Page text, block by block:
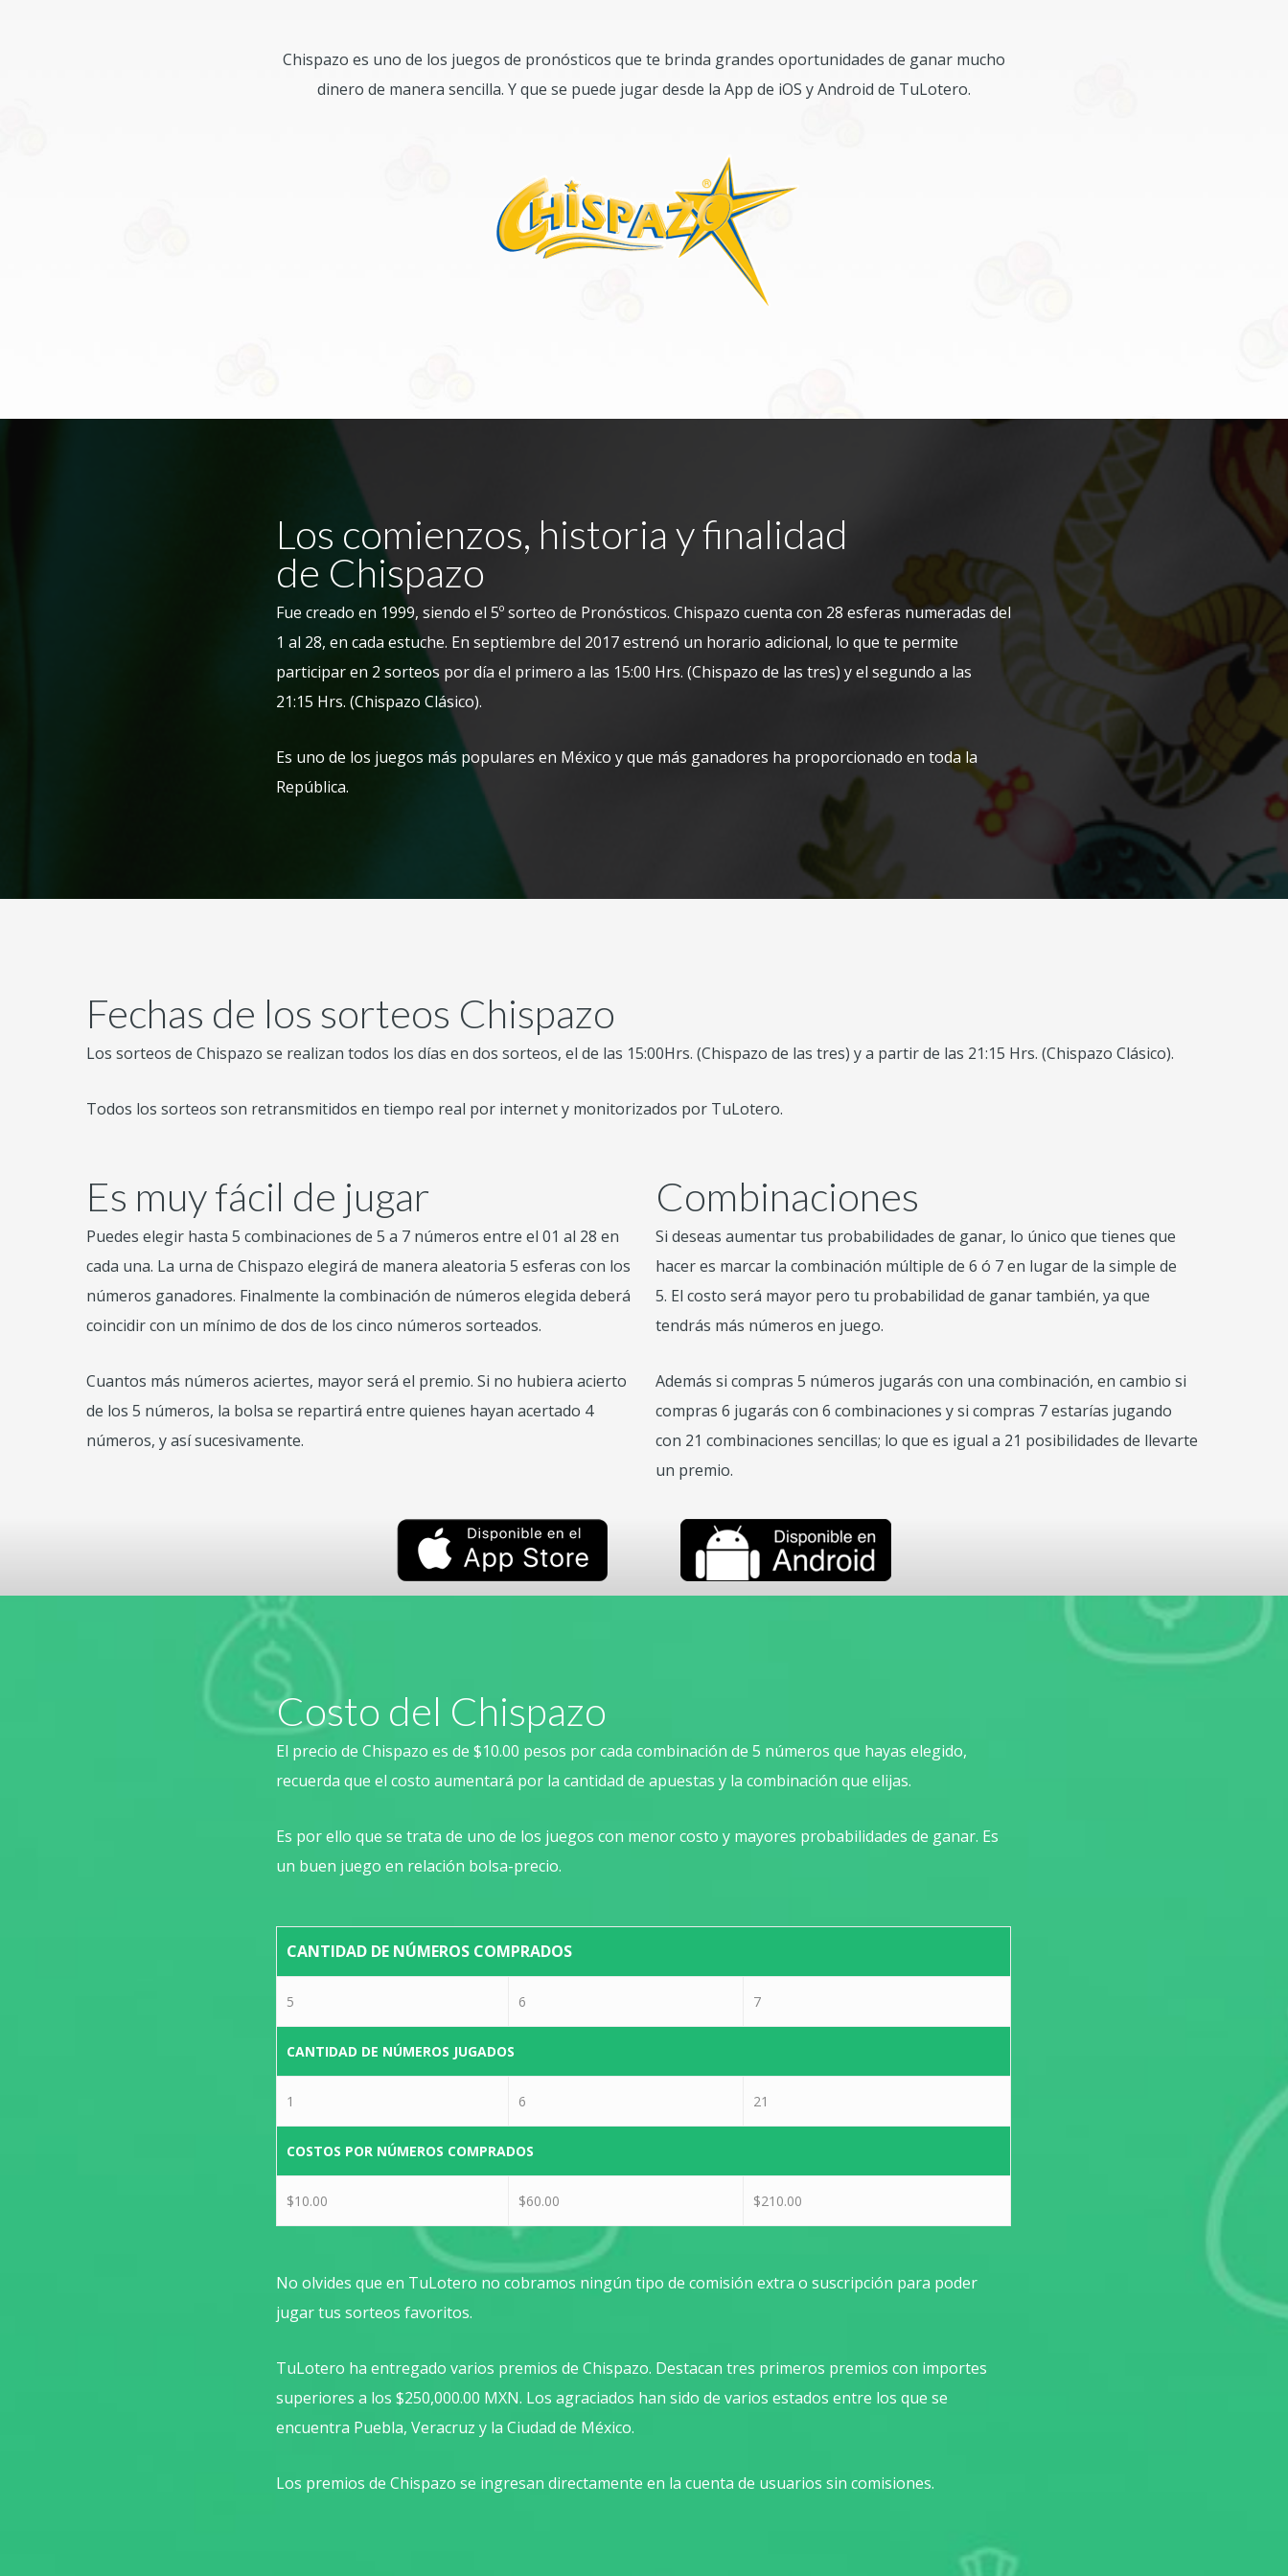
Chispazo es uno de los juegos de pronósticos que te brinda grandes oportunidades de ganar mucho
dinero de manera sencilla. Y que se puede jugar desde la App de iOS y Android de TuLotero.
Los comienzos, historia y finalidad
de Chispazo
Fue creado en 1999, siendo el 5º sorteo de Pronósticos.Chispazo cuenta con 28 esferas numeradas del
1 al 28, en cada estuche. En septiembre del 2017 estrenó un horario adicional, lo que te permite
participar en 2 sorteos por día el primero a las 15:00 Hrs. (Chispazo de las tres) y el segundo a las
21:15 Hrs. (Chispazo Clásico).
Es uno de los juegos más populares en México y que más ganadores ha proporcionado en toda la
República.
Fechas de los sorteos Chispazo
Los sorteos de Chispazo se realizan todos los días en dos sorteos, el de las 15:00Hrs. (Chispazo de las tres) y a partir de las 21:15 Hrs. (Chispazo Clásico).
Todos los sorteos son retransmitidos en tiempo real por internet y monitorizados por TuLotero.
Es muy fácil de jugar
Puedes elegir hasta 5 combinaciones de 5 a 7 números entre el 01 al 28 en
cada una. La urna de Chispazo elegirá de manera aleatoria 5 esferas con los
números ganadores. Finalmente la combinación de números elegida deberá
coincidir con un mínimo de dos de los cinco números sorteados.
Cuantos más números aciertes, mayor será el premio. Si no hubiera acierto
de los 5 números, la bolsa se repartirá entre quienes hayan acertado 4
números, y así sucesivamente.
Combinaciones
Si deseas aumentar tus probabilidades de ganar, lo único que tienes que
hacer es marcar la combinación múltiple de 6 ó 7 en lugar de la simple de
5. El costo será mayor pero tu probabilidad de ganar también, ya que
tendrás más números en juego.
Además si compras 5 números jugarás con una combinación, en cambio si
compras 6 jugarás con 6 combinaciones y si compras 7 estarías jugando
con 21 combinaciones sencillas; lo que es igual a 21 posibilidades de llevarte
un premio.
Costo del Chispazo
El precio de Chispazo es de $10.00 pesos por cada combinación de 5 números que hayas elegido,
recuerda que el costo aumentará por la cantidad de apuestas y la combinación que elijas.
Es por ello que se trata de uno de los juegos con menor costo y mayores probabilidades de ganar. Es
un buen juego en relación bolsa-precio.
CANTIDAD DE NÚMEROS COMPRADOS
5 6 7
CANTIDAD DE NÚMEROS JUGADOS
1 6 21
COSTOS POR NÚMEROS COMPRADOS
$10.00 $60.00 $210.00
No olvides que en TuLotero no cobramos ningún tipo de comisión extra o suscripción para poder
jugar tus sorteos favoritos.
TuLotero ha entregado varios premios de Chispazo. Destacan tres primeros premios con importes
superiores a los $250,000.00 MXN. Los agraciados han sido de varios estados entre los que se
encuentra Puebla, Veracruz y la Ciudad de México.
Los premios de Chispazo se ingresan directamente en la cuenta de usuarios sin comisiones.